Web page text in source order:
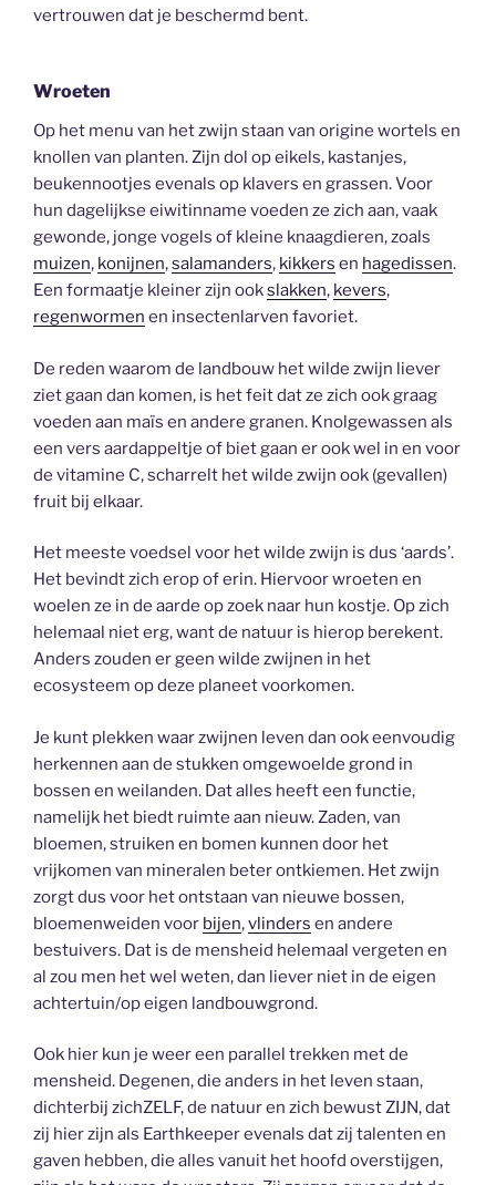
vertrouwen dat je beschermd bent.
Wroeten
Op het menu van het zwijn staan van origine wortels en
knollen van planten. Zijn dol op eikels, kastanjes,
beukennootjes evenals op klavers en grassen. Voor
hun dagelijkse eiwitinname voeden ze zich aan, vaak
gewonde, jonge vogels of kleine knaagdieren, zoals
muizen, konijnen,salamanders, kikkers en hagedissen.
Een formaatje kleiner zijn ookslakken, kevers,
regenwormen en insectenlarven favoriet.
De reden waarom de landbouw het wilde zwijn liever
ziet gaan dan komen, is het feit dat ze zich ook graag
voeden aan maïs en andere granen. Knolgewassen als
een vers aardappeltje of biet gaan er ook wel in en voor
de vitamine C, scharrelt het wilde zwijn ook (gevallen)
fruit bij elkaar.
Het meeste voedsel voor het wilde zwijn is dus ‘aards’.
Het bevindt zich erop of erin. Hiervoor wroeten en
woelen ze in de aarde op zoek naar hun kostje. Op zich
helemaal niet erg, want de natuur is hierop berekent.
Anders zouden er geen wilde zwijnen in het
ecosysteem op deze planeet voorkomen.
Je kunt plekken waar zwijnen leven dan ook eenvoudig
herkennen aan de stukken omgewoelde grond in
bossen en weilanden. Dat alles heeft een functie,
namelijk het biedt ruimte aan nieuw. Zaden, van
bloemen, struiken en bomen kunnen door het
vrijkomen van mineralen beter ontkiemen. Het zwijn
zorgt dus voor het ontstaan van nieuwe bossen,
bloemenweiden voor bijen,vlinders en andere
bestuivers. Dat is de mensheid helemaal vergeten en
al zou men het wel weten, dan liever niet in de eigen
achtertuin/op eigen landbouwgrond.
Ook hier kun je weer een parallel trekken met de
mensheid. Degenen, die anders in het leven staan,
dichterbij zichZELF, de natuur en zich bewust ZIJN, dat
zij hier zijn als Earthkeeper evenals dat zij talenten en
gaven hebben, die alles vanuit het hoofd overstijgen,